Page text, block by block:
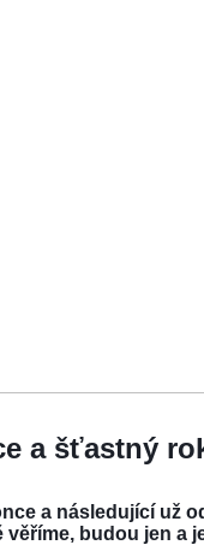
a šťastný
a následující už
věříme, budou jen a